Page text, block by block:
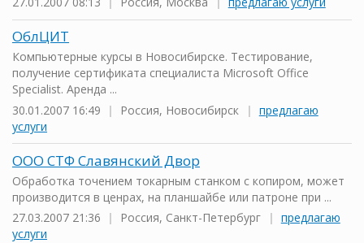
ОблЦИТ
Компьютерныe курсы в Новосибирске. Тестирование,
получение сертификата специалиста Microsoft Office
Specialist. Аренда ...
30.01.2007 16:49
| Россия, Новосибирск | предлагаю
услуги
ООО СТФ Славянский Двор
Обработка точением токарным станком с копиром, может
производится в ценрах, на планшайбе или патроне при ...
27.03.2007 21:36
| Россия, Санкт-Петербург | предлагаю
услуги